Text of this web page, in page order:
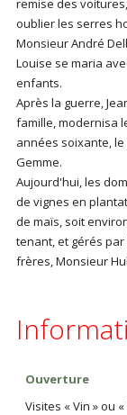
remise des
oublier les serres
Monsieur André
Louise se maria
enfants.
Après la guerre,
famille, modernisa
années soixante,
Gemme.
Aujourd'hui, les
de vignes en
de maïs, soit
tenant, et gérés
frères, Monsieur
Ouverture
Visites « Vin » ou